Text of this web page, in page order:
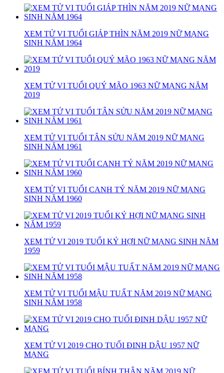
XEM TỬ VI TUỔI GIÁP THÌN NĂM 2019 NỮ MẠNG
SINH NĂM 1964
XEM TỬ VI TUỔI QUÝ MÃO 1963 NỮ MẠNG NĂM
2019
XEM TỬ VI TUỔI TÂN SỬU NĂM 2019 NỮ MẠNG
SINH NĂM 1961
XEM TỬ VI TUỔI CANH TÝ NĂM 2019 NỮ MẠNG
SINH NĂM 1960
XEM TỬ VI 2019 TUỔI KỶ HỢI NỮ MẠNG SINH NĂM
1959
XEM TỬ VI TUỔI MẬU TUẤT NĂM 2019 NỮ MẠNG
SINH NĂM 1958
XEM TỬ VI 2019 CHO TUỔI ĐINH DẬU 1957 NỮ
MẠNG